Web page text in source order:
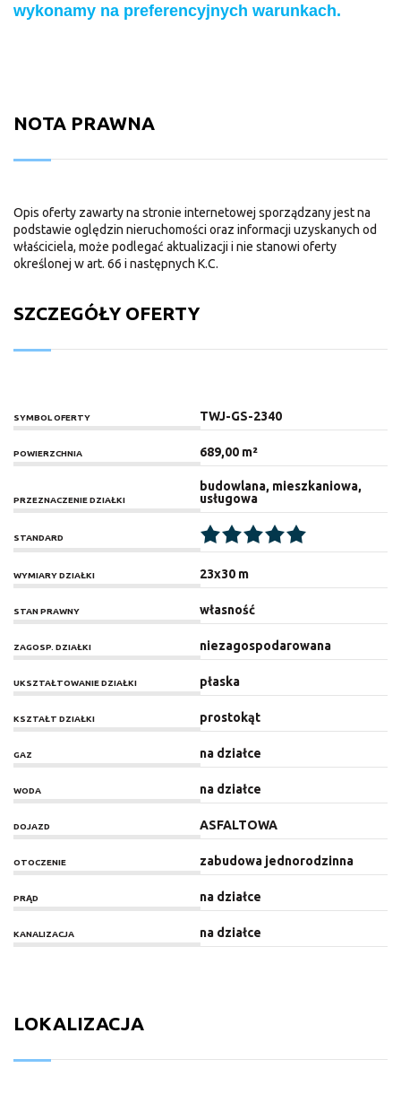
wykonamy na preferencyjnych warunkach.
NOTA PRAWNA
Opis oferty zawarty na stronie internetowej sporządzany jest na
podstawie oględzin nieruchomości oraz informacji uzyskanych od
właściciela, może podlegać aktualizacji i nie stanowi oferty
określonej w art. 66 i następnych K.C.
SZCZEGÓŁY OFERTY
SYMBOL OFERTY TWJ-GS-2340
POWIERZCHNIA 689,00 m²
PRZEZNACZENIE DZIAŁKI
budowlana, mieszkaniowa,
usługowa
STANDARD
WYMIARY DZIAŁKI 23x30 m
STAN PRAWNY własność
ZAGOSP. DZIAŁKI niezagospodarowana
UKSZTAŁTOWANIE DZIAŁKI płaska
KSZTAŁT DZIAŁKI prostokąt
GAZ na działce
WODA na działce
DOJAZD ASFALTOWA
OTOCZENIE zabudowa jednorodzinna
PRĄD na działce
KANALIZACJA na działce
LOKALIZACJA